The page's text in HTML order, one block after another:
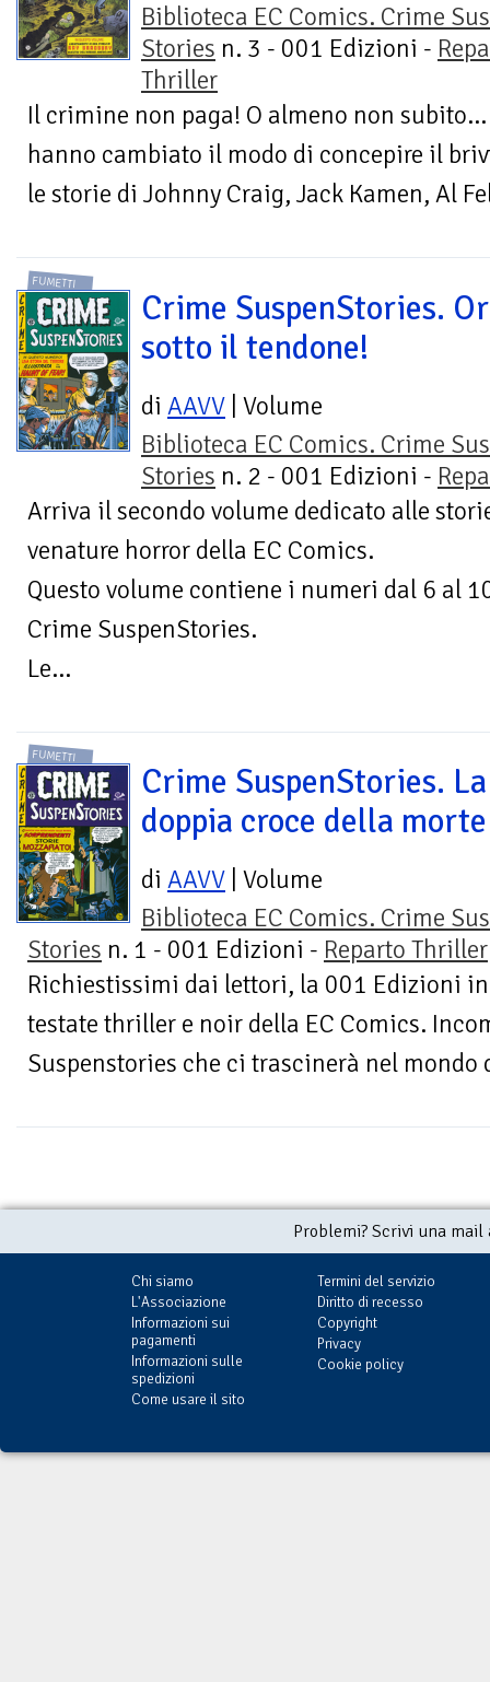
Biblioteca EC Comics. Crime
Stories n. 3 - 001 Edizioni -
Thriller
Il crimine non paga! O almeno non
hanno cambiato il modo di concepire il
le storie di Johnny Craig, Jack Kamen, Al
FUMETTI
Crime SuspenStories.
sotto il tendone!
di AAVV | Volume
Biblioteca EC Comics. Crime
Stories n. 2 - 001 Edizioni -
Arriva il secondo volume dedicato alle
venature horror della EC Comics.
Questo volume contiene i numeri dal 6 al
Crime SuspenStories.
Le...
FUMETTI
Crime SuspenStories. La
doppia croce della morte
di AAVV | Volume
Biblioteca EC Comics. Crime
Stories n. 1 - 001 Edizioni - Reparto Thriller
Richiestissimi dai lettori, la 001 Edizioni
testate thriller e noir della EC Comics.
Suspenstories che ci trascinerà nel
Problemi? Scrivi una
Chi siamo
L'Associazione
Informazioni sui
pagamenti
Informazioni sulle
spedizioni
Come usare il sito
Termini del servizio
Diritto di recesso
Copyright
Privacy
Cookie policy